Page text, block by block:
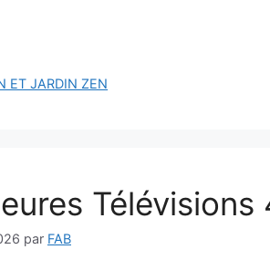
ET JARDIN ZEN
Télévisions
par FAB